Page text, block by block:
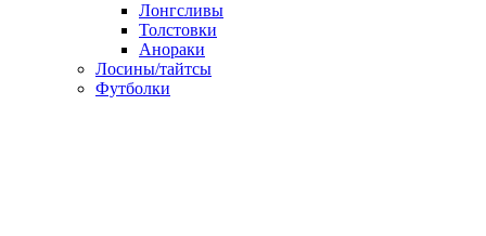
Лонгсливы
Толстовки
Анораки
Лосины/тайтсы
Футболки